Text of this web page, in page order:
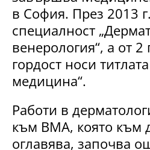
в София. През 2013
специалност
венерология“, а от
гордост носи
медицина“.
Работи в
към ВМА, която към
оглавява, започва